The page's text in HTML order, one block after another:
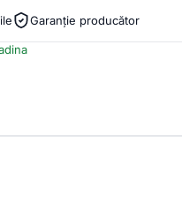
Garanție producător